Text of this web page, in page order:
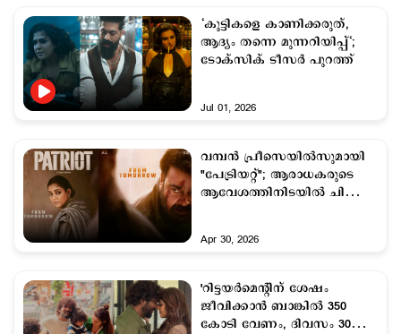
‘കുട്ടികളെ കാണിക്കരുത്,
ആദ്യം തന്നെ മുന്നറിയിപ്പ്‘;
ടോക്സിക് ടീസര്‍ പുറത്ത്
Jul 01, 2026
വമ്പൻ പ്രീസെയിൽസുമായി
"പേട്രിയറ്റ്"; ആരാധകരുടെ
ആവേശത്തിനിടയിൽ ചിത്രം
Apr 30, 2026
'റിട്ടയര്‍മെന്‍റിന് ശേഷം
ജീവിക്കാന്‍ ബാങ്കില്‍ 350
കോടി വേണം, ദിവസം 30